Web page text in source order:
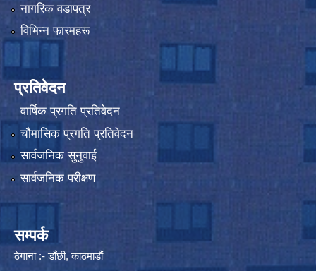
नागरिक वडापत्र
विभिन्न फारमहरू
प्रतिवेदन
वार्षिक प्रगति प्रतिवेदन
चौमासिक प्रगति प्रतिवेदन
सार्वजनिक सुनुवाई
सार्वजनिक परीक्षण
सम्पर्क
ठेगाना :- डाँछी, काठमाडौं